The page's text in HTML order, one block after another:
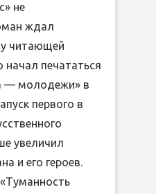
не
ждал
у читающей
начал печататься
— молодежи» в
первого в
увеличил
и его героев.